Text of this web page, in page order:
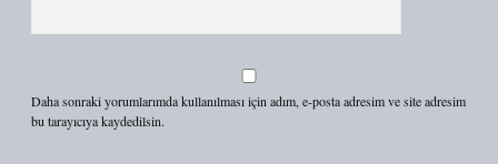
Daha sonraki yorumlarımda kullanılması için adım, e-posta adresim ve site adresim
bu tarayıcıya kaydedilsin.